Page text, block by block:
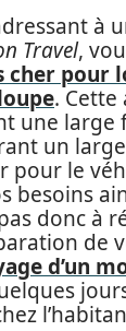
à
Travel,
pour
. Cette
une large
un
pour le
besoins
donc à
de
d’un